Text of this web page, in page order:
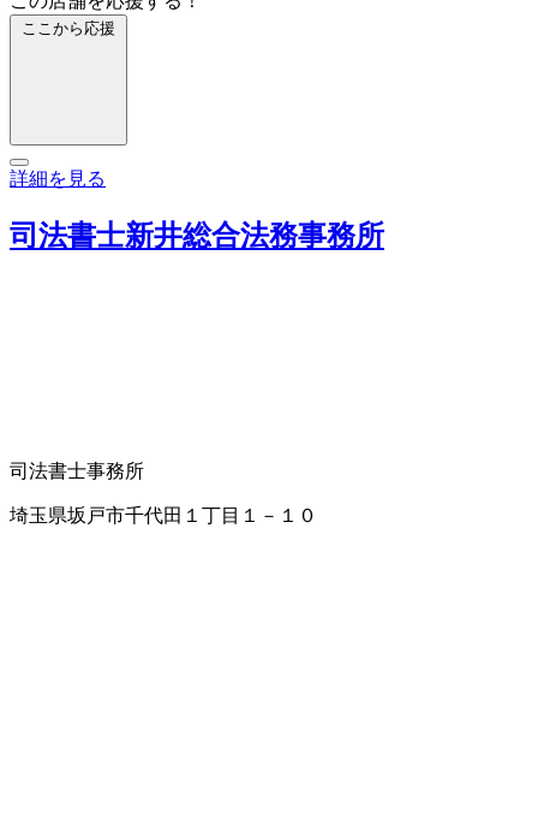
ここから応援
詳細を見る
司法書士新井総合法務事務所
司法書士事務所
埼玉県坂戸市千代田１丁目１－１０